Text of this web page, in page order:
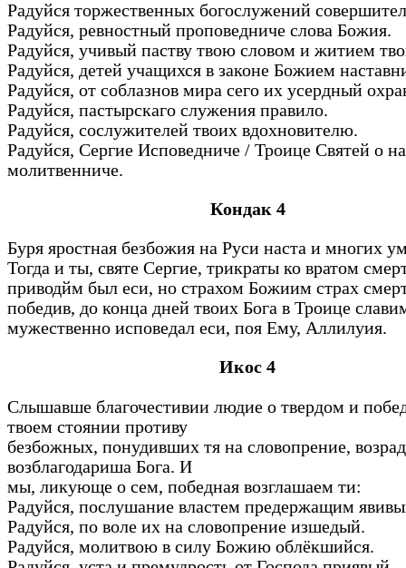
Радуйся торжественных богослужений
Радуйся, ревностный проповедниче слова Божия.
Радуйся, учивый паству твою словом и житием
Радуйся, детей учащихся в законе Божием
Радуйся, от соблазнов мира сего их усердный
Радуйся, пастырскаго служения правило.
Радуйся, сослужителей твоих вдохновителю.
Радуйся, Сергие Исповедниче / Троице Святей о
молитвенниче.
Кондак 4
Буря яростная безбожия на Руси наста и многих
Тогда и ты, святе Сергие, трикраты ко вратом
приводйм был еси, но страхом Божиим страх
победив, до конца дней твоих Бога в Троице
мужественно исповедал еси, поя Ему, Аллилуия.
Икос 4
Слышавше благочестивии людие о твердом и
твоем стоянии противу
безбожных, понудивших тя на словопрение,
возблагодариша Бога. И
мы, ликующе о сем, победная возглашаем ти:
Радуйся, послушание властем предержащим
Радуйся, по воле их на словопрение изшедый.
Радуйся, молитвою в силу Божию облёкшийся.